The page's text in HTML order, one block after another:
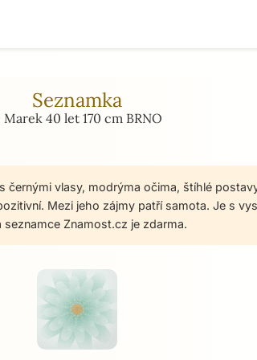
Seznamka
Marek 40 let 170 cm BRNO
černými vlasy, modrýma očima, štíhlé
Mezi jeho zájmy patří samota. Je s
Znamost.cz je zdarma.